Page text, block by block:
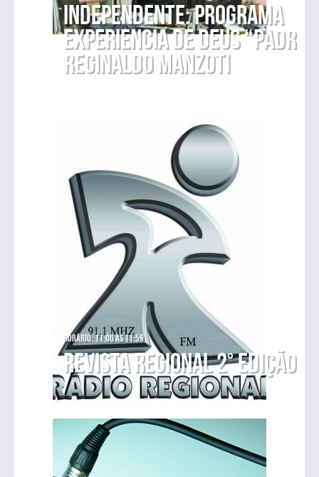
Independente: Programa
Experiencia de Deus “Padre
Reginaldo Manzoti
Horário: 11:00 as 11:59
Revista Regional 2° Edição